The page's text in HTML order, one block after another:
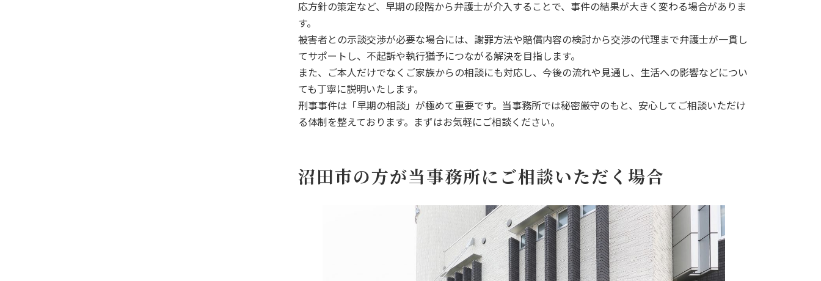
応方針の策定など、早期の段階から弁護士が介入することで、事件の結果が大きく変わる場合がありま
す。
被害者との示談交渉が必要な場合には、謝罪方法や賠償内容の検討から交渉の代理まで弁護士が一貫し
てサポートし、不起訴や執行猶予につながる解決を目指します。
また、ご本人だけでなくご家族からの相談にも対応し、今後の流れや見通し、生活への影響などについ
ても丁寧に説明いたします。
刑事事件は「早期の相談」が極めて重要です。当事務所では秘密厳守のもと、安心してご相談いただけ
る体制を整えております。まずはお気軽にご相談ください。
沼田市の方が当事務所にご相談いただく場合